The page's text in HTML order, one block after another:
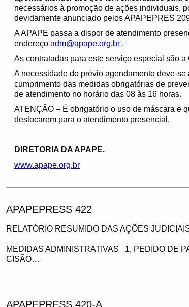
necessários à promoção de ações individuais,
devidamente anunciado pelos APAPEPRES
A APAPE passa a dispor de atendimento
endereço adm@apape.org.br .
As contratadas para este serviço especial são a
A necessidade do prévio agendamento deve-
cumprimento das medidas obrigatórias de
de atendimento no horário das 08 às 16 horas.
ATENÇÂO – É obrigatório o uso de máscara e
deslocarem para o atendimento presencial.
DIRETORIA DA APAPE.
www.apape.org.br
APAPEPRESS 422
RELATÓRIO RESUMIDO DAS AÇÕES
MEDIDAS ADMINISTRATIVAS 1. PEDIDO DE
CISÃO…
APAPEPRESS 420-A